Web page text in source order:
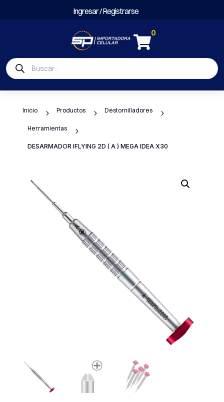
Ingresar / Registrarse

0
Búsqueda
de
productos
Inicio 5 Productos 5 Destornilladores 5
Herramientas 5
DESARMADOR IFLYING 2D ( A ) MEGA IDEA X30